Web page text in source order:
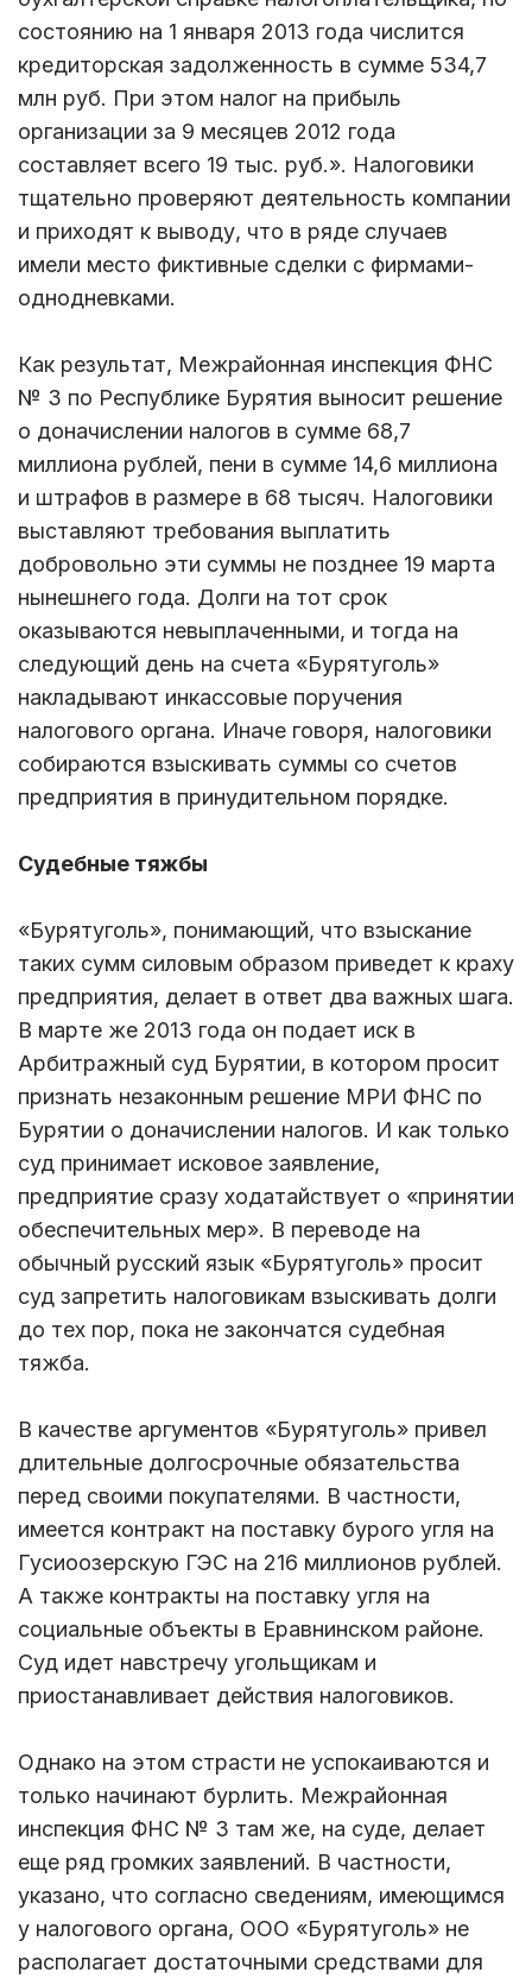
состоянию на 1 января 2013 года числится
кредиторская задолженность в сумме 534,7
млн руб. При этом налог на прибыль
организации за 9 месяцев 2012 года
составляет всего 19 тыс. руб.». Налоговики
тщательно проверяют деятельность компании
и приходят к выводу, что в ряде случаев
имели место фиктивные сделки с фирмами-
однодневками.
Как результат, Межрайонная инспекция ФНС
№ 3 по Республике Бурятия выносит решение
о доначислении налогов в сумме 68,7
миллиона рублей, пени в сумме 14,6 миллиона
и штрафов в размере в 68 тысяч. Налоговики
выставляют требования выплатить
добровольно эти суммы не позднее 19 марта
нынешнего года. Долги на тот срок
оказываются невыплаченными, и тогда на
следующий день на счета «Бурятуголь»
накладывают инкассовые поручения
налогового органа. Иначе говоря, налоговики
собираются взыскивать суммы со счетов
предприятия в принудительном порядке.
Судебные тяжбы
«Бурятуголь», понимающий, что взыскание
таких сумм силовым образом приведет к краху
предприятия, делает в ответ два важных шага.
В марте же 2013 года он подает иск в
Арбитражный суд Бурятии, в котором просит
признать незаконным решение МРИ ФНС по
Бурятии о доначислении налогов. И как только
суд принимает исковое заявление,
предприятие сразу ходатайствует о «принятии
обеспечительных мер». В переводе на
обычный русский язык «Бурятуголь» просит
суд запретить налоговикам взыскивать долги
до тех пор, пока не закончатся судебная
тяжба.
В качестве аргументов «Бурятуголь» привел
длительные долгосрочные обязательства
перед своими покупателями. В частности,
имеется контракт на поставку бурого угля на
Гусиоозерскую ГЭС на 216 миллионов рублей.
А также контракты на поставку угля на
социальные объекты в Еравнинском районе.
Суд идет навстречу угольщикам и
приостанавливает действия налоговиков.
Однако на этом страсти не успокаиваются и
только начинают бурлить. Межрайонная
инспекция ФНС № 3 там же, на суде, делает
еще ряд громких заявлений. В частности,
указано, что согласно сведениям, имеющимся
у налогового органа, ООО «Бурятуголь» не
располагает достаточными средствами для